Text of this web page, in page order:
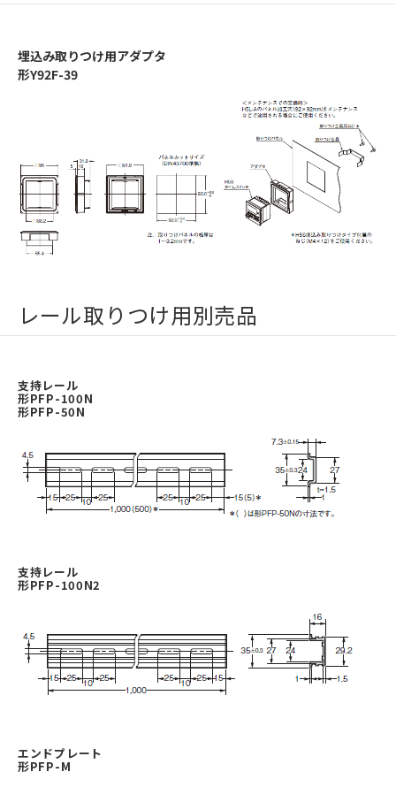
埋込み取りつけ用アダプタ
形Y92F-39
レール取りつけ用別売品
支持レール
形PFP-100N
形PFP-50N
支持レール
形PFP-100N2
エンドプレート
形PFP-M